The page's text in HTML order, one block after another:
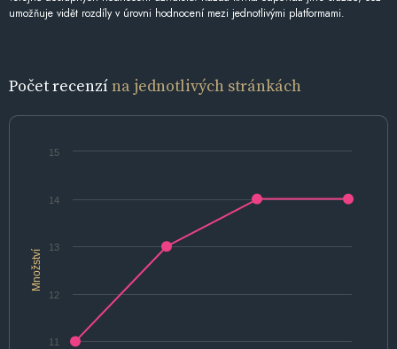
umožňuje vidět rozdíly v úrovni hodnocení mezi jednotlivými platformami.
Počet recenzína jednotlivých stránkách
Množství
11
12
13
14
15